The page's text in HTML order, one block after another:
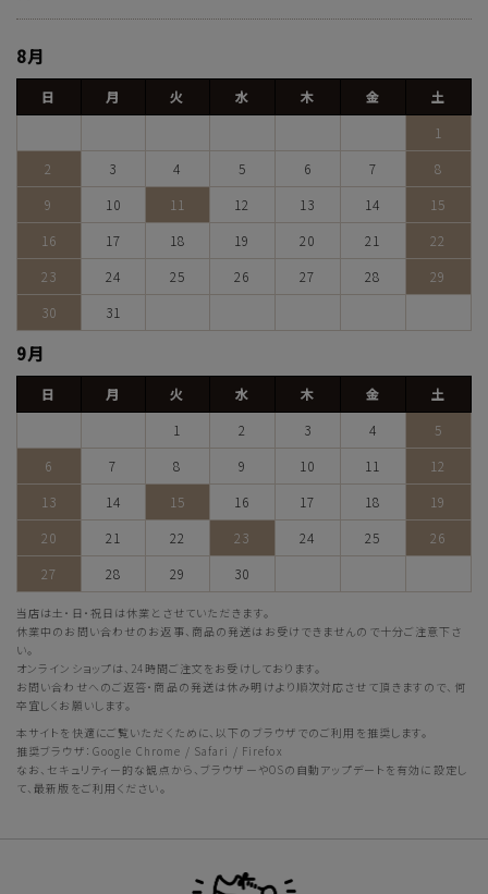
8月
日 月 火 水 木 金
土
1
2
3 4 5 6 7
8
9
10 11 12 13 14
15
16
17 18 19 20 21
22
23
24 25 26 27 28
29
30
31
9月
日 月 火 水 木 金
土
1
2 3 4
5
6
7 8 9 10 11
12
13
14 15 16 17 18
19
20
21 22 23 24 25
26
27
28 29 30
当店は土・日・祝日は休業とさせていただきます。
休業中のお問い合わせのお返事、商品の発送はお受けできませんので十分ご注意下さ
い。
オンラインショップは、24時間ご注文をお受けしております。
お問い合わせへのご返答・商品の発送は休み明けより順次対応させて頂きますので、何
卒宜しくお願いします。
本サイトを快適にご覧いただくために、以下のブラウザでのご利用を推奨します。
推奨ブラウザ：Google Chrome / Safari / Firefox
なお、セキュリティー的な観点から、ブラウザーやOSの自動アップデートを有効に設定し
て、最新版をご利用ください。